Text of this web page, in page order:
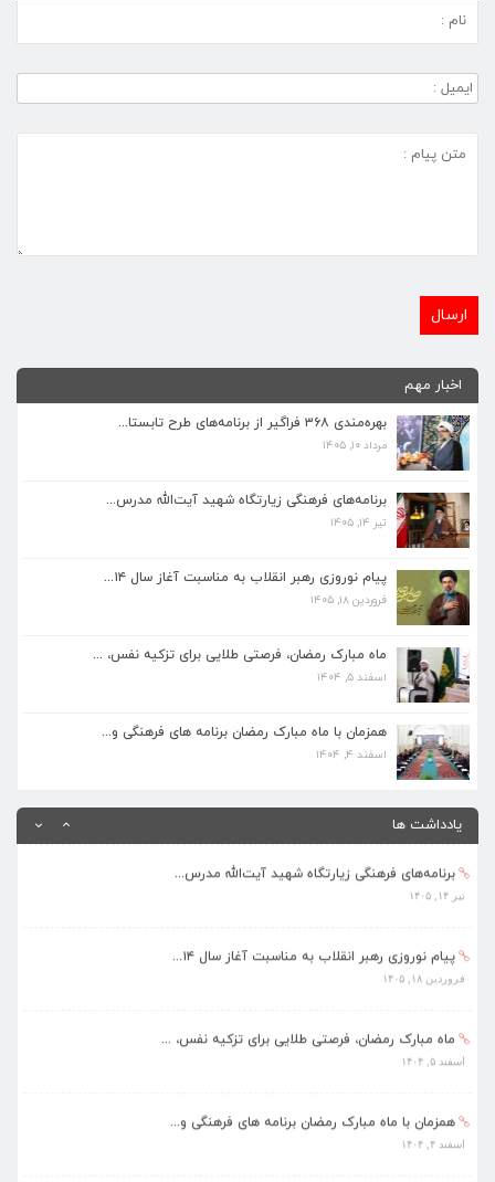
اخبار مهم
بهره‌مندی ۳۶۸ فراگیر از برنامه‌های طرح تابستا...
مرداد ۱۰, ۱۴۰۵
برنامه‌های فرهنگی زیارتگاه شهید آیت‌الله مدرس...
تیر ۱۴, ۱۴۰۵
پیام نوروزی رهبر انقلاب به مناسبت آغاز سال ۱۴...
فروردین ۱۸, ۱۴۰۵
ماه مبارک رمضان، فرصتی طلایی برای تزکیه نفس، ...
اسفند ۵, ۱۴۰۴
همزمان با ماه مبارک رمضان برنامه های فرهنگی و...
اسفند ۴, ۱۴۰۴
یادداشت ها
برنامه‌های فرهنگی زیارتگاه شهید آیت‌الله مدرس...
پیام نوروزی رهبر انقلاب به مناسبت آغاز سال ۱۴...
ماه مبارک رمضان، فرصتی طلایی برای تزکیه نفس، ...
اسفند ۵, ۱۴۰۴
همزمان با ماه مبارک رمضان برنامه های فرهنگی و...
اسفند ۴, ۱۴۰۴
مرداد ۱۰, ۱۴۰۵
برنامه‌های فرهنگی زیارتگاه شهید آیت‌الله مدرس...
تیر ۱۴, ۱۴۰۵
پیام نوروزی رهبر انقلاب به مناسبت آغاز سال ۱۴...
فروردین ۱۸, ۱۴۰۵
ماه مبارک رمضان، فرصتی طلایی برای تزکیه نفس، ...
اسفند ۵, ۱۴۰۴
همزمان با ماه مبارک رمضان برنامه های فرهنگی و...
اسفند ۴, ۱۴۰۴